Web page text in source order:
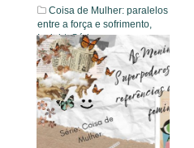
Coisa de Mulher: paralelos
entre a força e sofrimento,
Insight,Séries
Leia Mais